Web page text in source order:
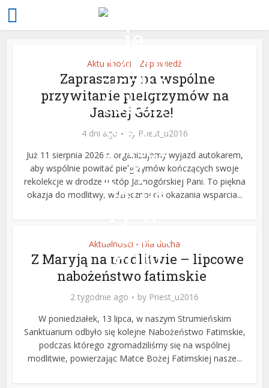
Aktualności • Zapowiedź
Zapraszamy na wspólne
przywitanie pielgrzymów na
Jasnej Górze!
4 dni ago by Priest_u2016
Już 11 sierpnia 2026 r. organizujemy wyjazd autokarem,
aby wspólnie powitać pielgrzymów kończących swoje
rekolekcje w drodze u stóp Jasnogórskiej Pani. To piękna
okazja do modlitwy, wdzięczności i okazania wsparcia...
Aktualności • Dla ducha
Z Maryją na modlitwie – lipcowe
nabożeństwo fatimskie
2 tygodnie ago by Priest_u2016
W poniedziałek, 13 lipca, w naszym Strumieńskim
Sanktuarium odbyło się kolejne Nabożeństwo Fatimskie,
podczas którego zgromadziliśmy się na wspólnej
modlitwie, powierzając Matce Bożej Fatimskiej nasze...